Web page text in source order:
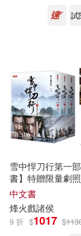
田中興，
盧仲逖 等
盧仲遜
粵雅小叢
編編編編(1)
胡編著(1)
試
雪中悍刀行第一
書】特贈限量劇
款)：張若昀、胡
銜主演電視劇《雪
原著小說
中文書
烽火戲諸侯
9 折 $1017 $